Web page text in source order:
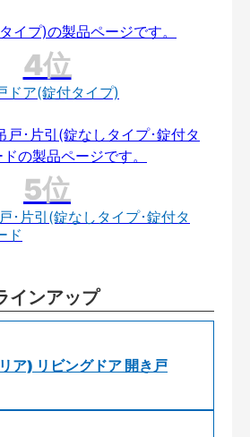
ドア(錠付タイプ)
･片引(錠なしタイプ･錠付タ
ド
インアップ
ア) リビングドア 開き戸